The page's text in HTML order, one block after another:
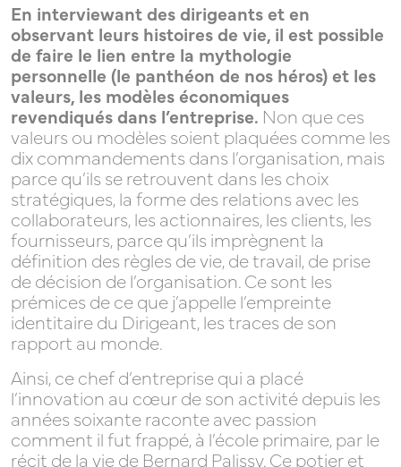
RESSOURCES
En interviewant des dirigeants et en
observant leurs histoires de vie, il est possible
de faire le lien entre la mythologie
personnelle (le panthéon de nos héros) et les
valeurs, les modèles économiques
revendiqués dans l’entreprise. Non que ces
valeurs ou modèles soient plaquées comme les
dix commandements dans l’organisation, mais
parce qu’ils se retrouvent dans les choix
stratégiques, la forme des relations avec les
collaborateurs, les actionnaires, les clients, les
fournisseurs, parce qu’ils imprègnent la
définition des règles de vie, de travail, de prise
de décision de l’organisation. Ce sont les
prémices de ce que j’appelle l’empreinte
identitaire du Dirigeant, les traces de son
rapport au monde.
Ainsi, ce chef d’entreprise qui a placé
l’innovation au cœur de son activité depuis les
années soixante raconte avec passion
comment il fut frappé, à l’école primaire, par le
récit de la vie de Bernard Palissy. Ce potier et